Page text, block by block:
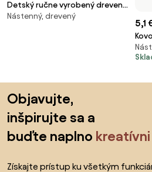
Detský ručne vyrobený drevený
nástenný háčik Lola Bird
Nástenný, drevený
5,1
Objavujte,
inšpirujte sa a
buďte naplno kreatívni
Získajte prístup ku všetkým